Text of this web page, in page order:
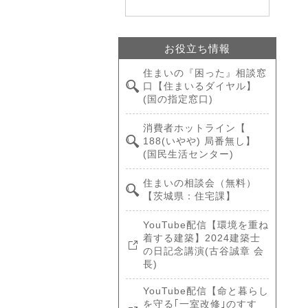
お役立ち情報
住まいの『困った』相談窓
口【住まいるダイヤル】
(国の指定窓口)
消費者ホットライン【
188(いやや) 局番無し】
(国民生活センター)
住まいの相談会（無料）
【茨城県：住宅課】
YouTube配信【環境を重ね
着する建築】2024建築士
の日記念講演(古谷誠章 会
長)
YouTube配信【命と暮らし
を守る｢一室改修｣のすす